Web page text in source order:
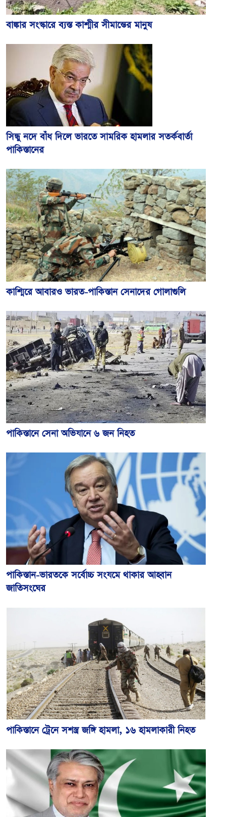
বাঙ্কার সংস্কারে ব্যস্ত কাশ্মীর সীমান্তের মানুষ
সিন্ধু নদে বাঁধ দিলে ভারতে সামরিক হামলার সতর্কবার্তা
পাকিস্তানের
কাশ্মিরে আবারও ভারত-পাকিস্তান সেনাদের গোলাগুলি
পাকিস্তানে সেনা অভিযানে ৬ জন নিহত
পাকিস্তান-ভারতকে সর্বোচ্চ সংযমে থাকার আহ্বান
জাতিসংঘের
পাকিস্তানে ট্রেনে সশস্ত্র জঙ্গি হামলা, ১৬ হামলাকারী নিহত